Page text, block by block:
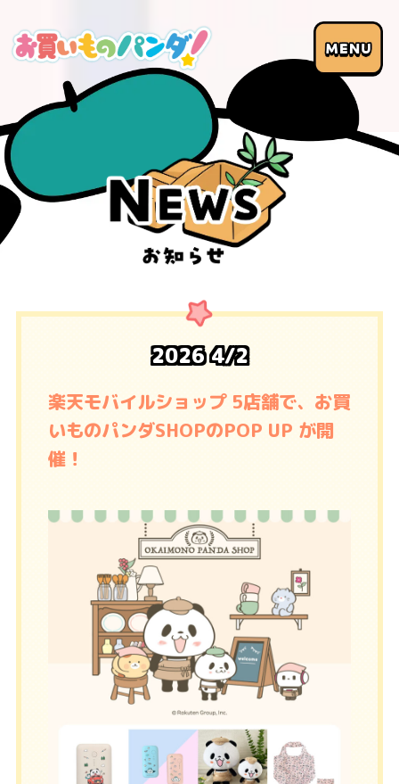
20264/2
楽天モバイルショップ 5店舗で、お買
いものパンダSHOPのPOP UP が開
催！